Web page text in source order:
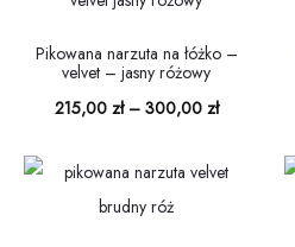
Pikowana narzuta na łóżko –
velvet – jasny różowy
215,00 zł – 300,00 złZakres
od